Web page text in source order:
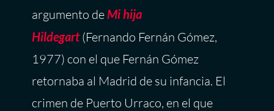
argumento de Mi hija
Hildegart(Fernando Fernán Gómez,
1977) con el que Fernán Gómez
retornaba al Madrid de su infancia. El
crimen de Puerto Urraco, en el que